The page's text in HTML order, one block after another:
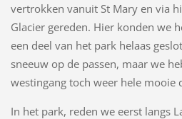
vertrokken vanuit St Mary en via
Glacier gereden. Hier konden we
een deel van het park helaas
sneeuw op de passen, maar we
westingang toch weer hele mooie
In het park, reden we eerst langs